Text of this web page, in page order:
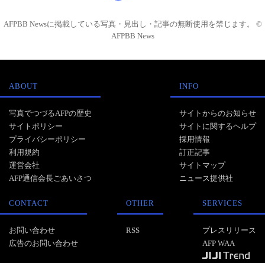
AFPBB Newsに掲載している写真・見出し・記事の無断使用を禁じます。 ©
AFPBB News
ABOUT
写真でつづるAFPの歴史
サイトポリシー
プライバシーポリシー
利用規約
運営会社
AFP通信会長ごあいさつ
INFO
サイトからのお知らせ
サイトに関するヘルプ
採用情報
訂正記事
サイトマップ
ニュース提供社
CONTACT
お問い合わせ
広告のお問い合わせ
OTHER
RSS
SERVICES
プレスリリース
AFP WAA